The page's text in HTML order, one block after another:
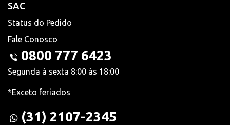
SAC
Status do Pedido
Fale Conosco
0800 777 6423
Segunda à sexta 8:00 às 18:00
*Exceto feriados
(31) 2107-2345